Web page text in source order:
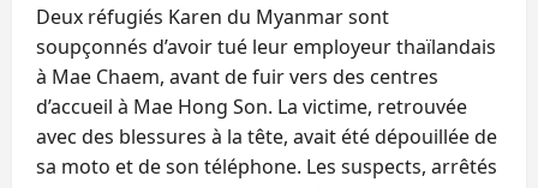
Deux réfugiés Karen du Myanmar sont
soupçonnés d’avoir tué leur employeur thaïlandais
à Mae Chaem, avant de fuir vers des centres
d’accueil à Mae Hong Son. La victime, retrouvée
avec des blessures à la tête, avait été dépouillée de
sa moto et de son téléphone. Les suspects, arrêtés